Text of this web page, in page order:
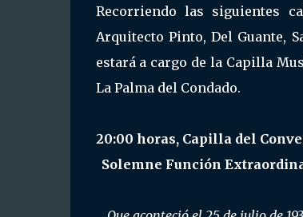
Recorriendo las siguientes
Arquitecto Pinto, Del Guante,
estará a cargo de la Capilla
La Palma del Condado.
20:00 horas, Capilla del
Solemne Función